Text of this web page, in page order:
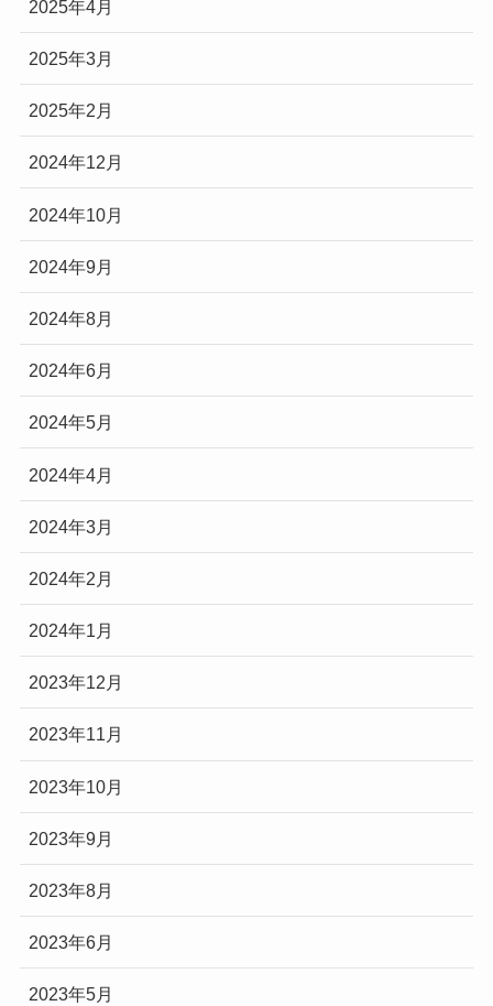
2025年4月
2025年3月
2025年2月
2024年12月
2024年10月
2024年9月
2024年8月
2024年6月
2024年5月
2024年4月
2024年3月
2024年2月
2024年1月
2023年12月
2023年11月
2023年10月
2023年9月
2023年8月
2023年6月
2023年5月